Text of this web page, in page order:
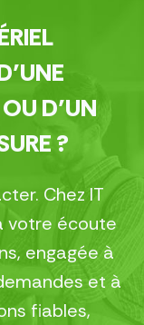
D’UN
?
Chez IT
votre écoute
engagée à
et à
fiables,